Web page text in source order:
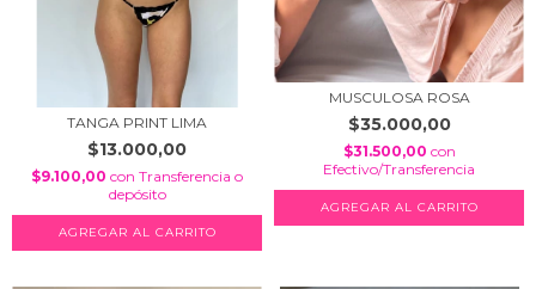
TANGA PRINT LIMA
$13.000,00
$9.100,00 con Transferencia o
depósito
MUSCULOSA ROSA
$35.000,00
$31.500,00 con
Efectivo/Transferencia
AGREGAR AL CARRITO